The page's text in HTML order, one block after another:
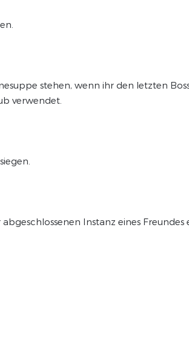
stehen, wenn ihr den letzten
verwendet.
Instanz eines Freundes